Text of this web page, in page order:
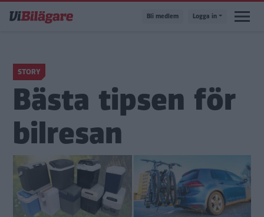
till
Bli medlem Logga in
STORY
Bästa tipsen för
bilresan